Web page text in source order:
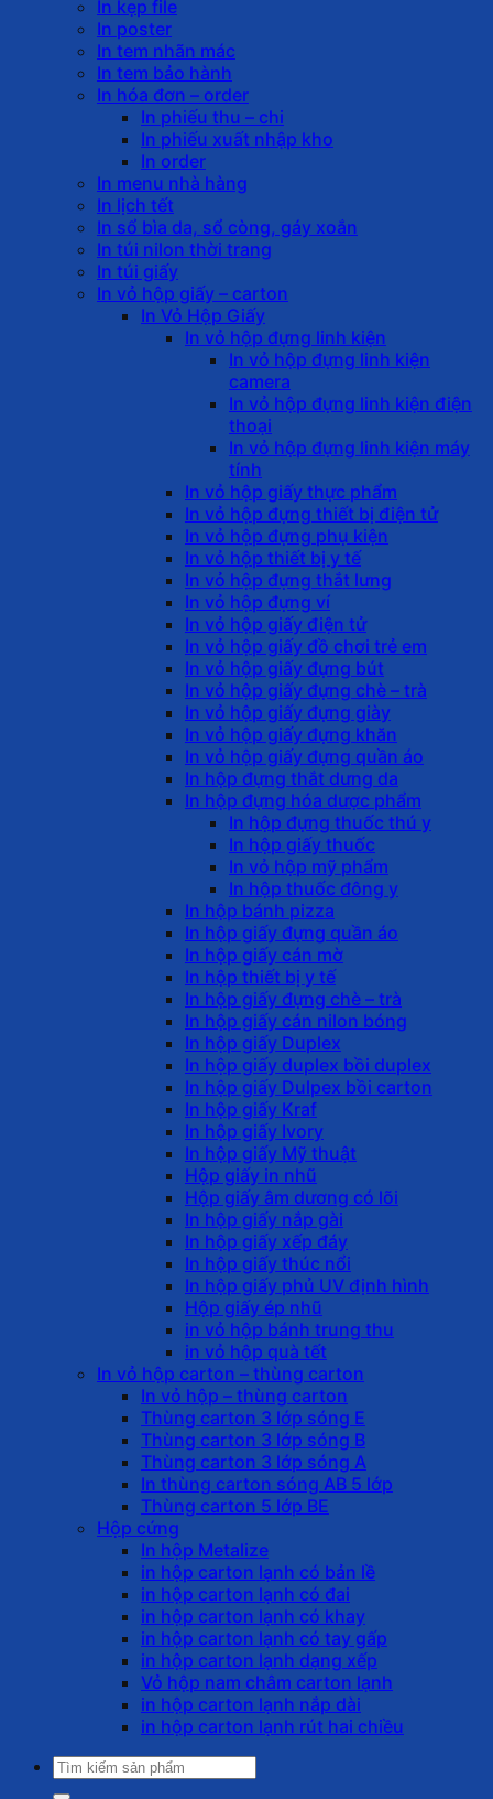
In kẹp file
In poster
In tem nhãn mác
In tem bảo hành
In hóa đơn – order
In phiếu thu – chi
In phiếu xuất nhập kho
In order
In menu nhà hàng
In lịch tết
In sổ bìa da, sổ còng, gáy xoắn
In túi nilon thời trang
In túi giấy
In vỏ hộp giấy – carton
In Vỏ Hộp Giấy
In vỏ hộp đựng linh kiện
In vỏ hộp đựng linh kiện
camera
In vỏ hộp đựng linh kiện điện
thoại
In vỏ hộp đựng linh kiện máy
tính
In vỏ hộp giấy thực phẩm
In vỏ hộp đựng thiết bị điện tử
In vỏ hộp đựng phụ kiện
In vỏ hộp thiết bị y tế
In vỏ hộp đựng thắt lưng
In vỏ hộp đựng ví
In vỏ hộp giấy điện tử
In vỏ hộp giấy đồ chơi trẻ em
In vỏ hộp giấy đựng bút
In vỏ hộp giấy đựng chè – trà
In vỏ hộp giấy đựng giày
In vỏ hộp giấy đựng khăn
In vỏ hộp giấy đựng quần áo
In hộp đựng thắt dưng da
In hộp đựng hóa dược phẩm
In hộp đựng thuốc thú y
In hộp giấy thuốc
In vỏ hộp mỹ phẩm
In hộp thuốc đông y
In hộp bánh pizza
In hộp giấy đựng quần áo
In hộp giấy cán mờ
In hộp thiết bị y tế
In hộp giấy đựng chè – trà
In hộp giấy cán nilon bóng
In hộp giấy Duplex
In hộp giấy duplex bồi duplex
In hộp giấy Dulpex bồi carton
In hộp giấy Kraf
In hộp giấy Ivory
In hộp giấy Mỹ thuật
Hộp giấy in nhũ
Hộp giấy âm dương có lõi
In hộp giấy nắp gài
In hộp giấy xếp đáy
In hộp giấy thúc nổi
In hộp giấy phủ UV định hình
Hộp giấy ép nhũ
in vỏ hộp bánh trung thu
in vỏ hộp quà tết
In vỏ hộp carton – thùng carton
In vỏ hộp – thùng carton
Thùng carton 3 lớp sóng E
Thùng carton 3 lớp sóng B
Thùng carton 3 lớp sóng A
In thùng carton sóng AB 5 lớp
Thùng carton 5 lớp BE
Hộp cứng
In hộp Metalize
in hộp carton lạnh có bản lề
in hộp carton lạnh có đai
in hộp carton lạnh có khay
in hộp carton lạnh có tay gấp
in hộp carton lạnh dạng xếp
Vỏ hộp nam châm carton lạnh
in hộp carton lạnh nắp dài
in hộp carton lạnh rút hai chiều
Tìm
kiếm: